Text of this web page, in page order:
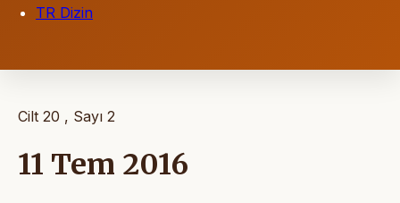
TR Dizin
Cilt 20 , Sayı 2
11 Tem 2016